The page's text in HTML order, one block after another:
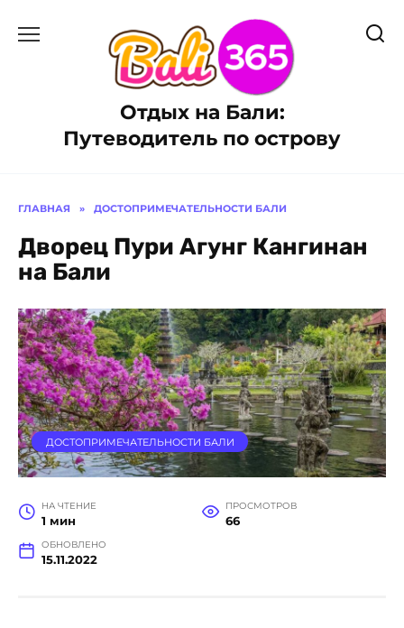
Отдых на Бали:
Путеводитель по острову
ГЛАВНАЯ » ДОСТОПРИМЕЧАТЕЛЬНОСТИ БАЛИ
Дворец Пури Агунг Кангинан
на Бали
ДОСТОПРИМЕЧАТЕЛЬНОСТИ БАЛИ
НА ЧТЕНИЕ
1 мин
ПРОСМОТРОВ
66
ОБНОВЛЕНО
15.11.2022